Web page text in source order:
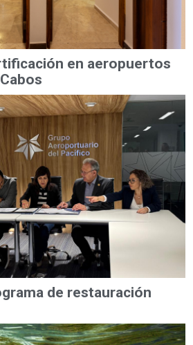
en aeropuertos
de restauración